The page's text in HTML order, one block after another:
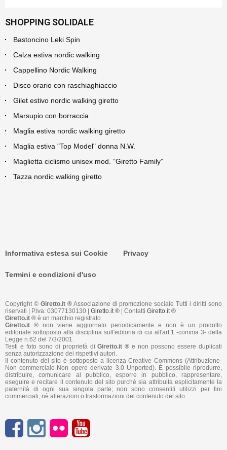
SHOPPING SOLIDALE
Bastoncino Leki Spin
Calza estiva nordic walking
Cappellino Nordic Walking
Disco orario con raschiaghiaccio
Gilet estivo nordic walking giretto
Marsupio con borraccia
Maglia estiva nordic walking giretto
Maglia estiva "Top Model" donna N.W.
Maglietta ciclismo unisex mod. “Giretto Family”
Tazza nordic walking giretto
Informativa estesa sui Cookie Privacy
Termini e condizioni d'uso
Copyright © Giretto.it ®Associazione di promozione sociale Tutti i diritti sono
riservati | P.Iva: 03077130130 | Giretto.it ® | Contatti Giretto.it ®
Giretto.it ® è un marchio registrato
Giretto.it ® non viene aggiornato periodicamente e non è un prodotto
editoriale sottoposto alla disciplina sull'editoria di cui all'art.1 -comma 3- della
Legge n.62 del 7/3/2001.
Testi e foto sono di proprietà diGiretto.it ® e non possono essere duplicati
senza autorizzazione dei rispettivi autori.
Il contenuto del sito è sottoposto a licenza Creative Commons (Attribuzione-
Non commerciale-Non opere derivate 3.0 Unported). È possibile riprodurre,
distribuire, comunicare al pubblico, esporre in pubblico, rappresentare,
eseguire e recitare il contenuto del sito purché sia attribuita esplicitamente la
paternità di ogni sua singola parte; non sono consentiti utilizzi per fini
commerciali, nè alterazioni o trasformazioni del contenuto del sito.